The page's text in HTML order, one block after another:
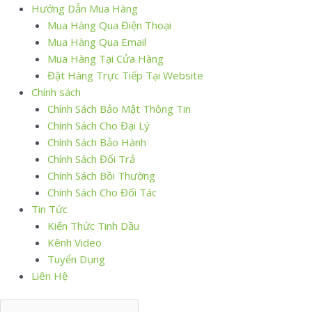
Hướng Dẫn Mua Hàng
Mua Hàng Qua Điện Thoại
Mua Hàng Qua Email
Mua Hàng Tại Cửa Hàng
Đặt Hàng Trực Tiếp Tại Website
Chính sách
Chính Sách Bảo Mật Thông Tin
Chính Sách Cho Đại Lý
Chính Sách Bảo Hành
Chính Sách Đổi Trả
Chính Sách Bồi Thường
Chính Sách Cho Đối Tác
Tin Tức
Kiến Thức Tinh Dầu
Kênh Video
Tuyển Dụng
Liên Hệ